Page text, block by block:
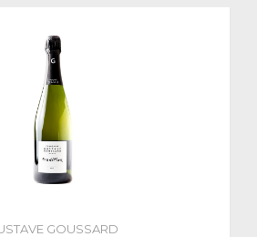
GOUSSARD